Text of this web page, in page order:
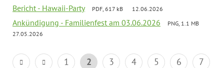
Bericht - Hawaii-Party PDF, 617 kB 12.06.2026
Ankündigung - Familienfest am 03.06.2026
PNG, 1.1 MB
27.05.2026
1 2 3 4 5 6
7